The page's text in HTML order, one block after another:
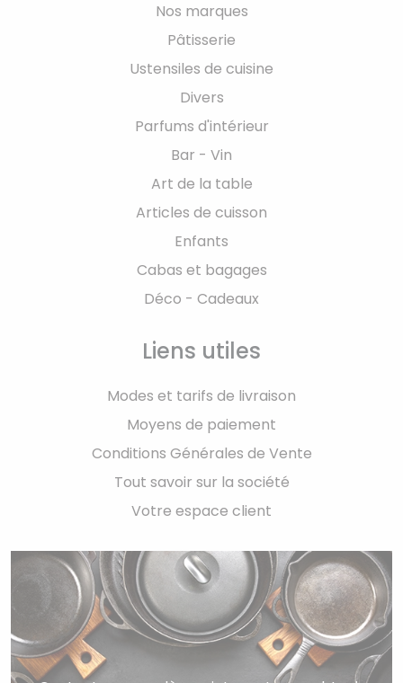
Nos marques
Pâtisserie
Ustensiles de cuisine
Divers
Parfums d'intérieur
Bar - Vin
Art de la table
Articles de cuisson
Enfants
Cabas et bagages
Déco - Cadeaux
Liens utiles
Modes et tarifs de livraison
Moyens de paiement
Conditions Générales de Vente
Tout savoir sur la société
Votre espace client